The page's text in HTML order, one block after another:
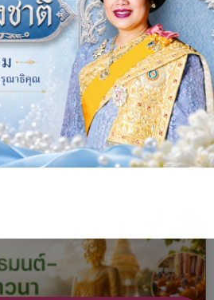
พิธีสามีจิกรรม
READ MORE »